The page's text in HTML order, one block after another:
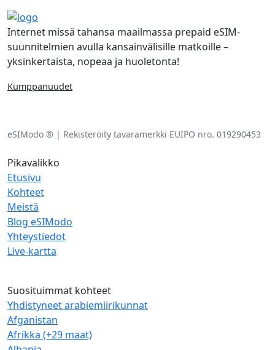
Internet missä tahansa maailmassa prepaid eSIM-
suunnitelmien avulla kansainvälisille matkoille –
yksinkertaista, nopeaa ja huoletonta!
Kumppanuudet
eSIModo ® | Rekisteröity tavaramerkki EUIPO nro. 019290453
Pikavalikko
Etusivu
Kohteet
Meistä
Blog eSIModo
Yhteystiedot
Live-kartta
Suosituimmat kohteet
Yhdistyneet arabiemiirikunnat
Afganistan
Afrikka (+29 maat)